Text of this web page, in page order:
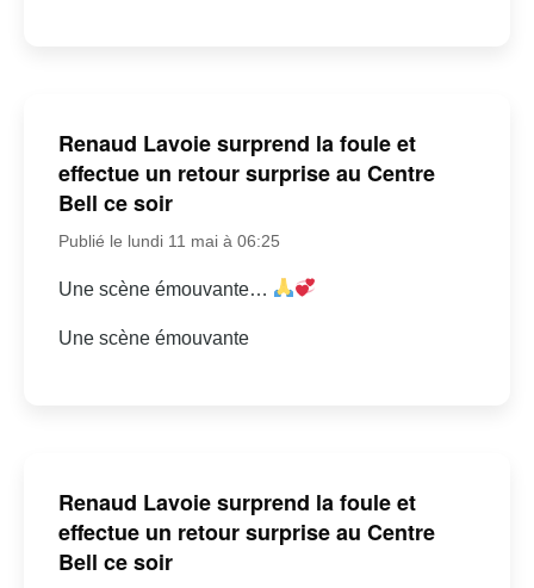
Renaud Lavoie surprend la foule et
effectue un retour surprise au Centre
Bell ce soir
Publié le lundi 11 mai à 06:25
Une scène émouvante…
Une scène émouvante
Renaud Lavoie surprend la foule et
effectue un retour surprise au Centre
Bell ce soir